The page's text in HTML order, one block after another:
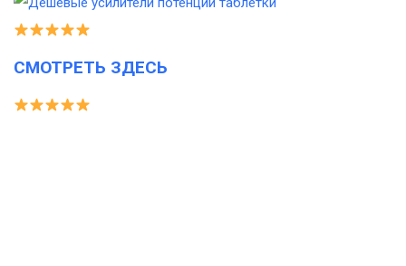
СМОТРЕТЬ ЗДЕСЬ